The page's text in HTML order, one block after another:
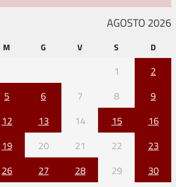
AGOSTO 2026
M G V S D
1
2
5 6 7 8
9
12 13 14 15
16
19 20 21 22
23
26 27 28 29
30